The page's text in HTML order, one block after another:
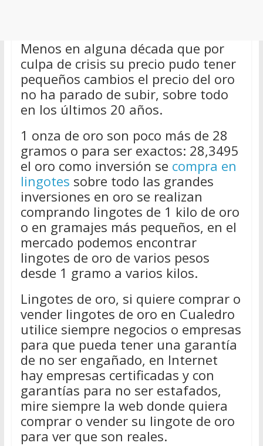
Menos en alguna década que por
culpa de crisis su precio pudo tener
pequeños cambios el precio del oro
no ha parado de subir, sobre todo
en los últimos 20 años.
1 onza de oro son poco más de 28
gramos o para ser exactos: 28,3495
el oro como inversión se compra en
lingotes sobre todo las grandes
inversiones en oro se realizan
comprando lingotes de 1 kilo de oro
o en gramajes más pequeños, en el
mercado podemos encontrar
lingotes de oro de varios pesos
desde 1 gramo a varios kilos.
Lingotes de oro, si quiere comprar o
vender lingotes de oro en Cualedro
utilice siempre negocios o empresas
para que pueda tener una garantía
de no ser engañado, en Internet
hay empresas certificadas y con
garantías para no ser estafados,
mire siempre la web donde quiera
comprar o vender su lingote de oro
para ver que son reales.